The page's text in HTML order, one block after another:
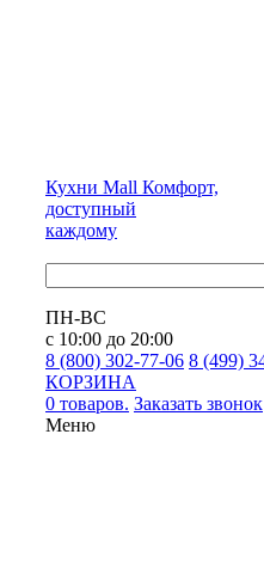
Кухни Mall Комфорт,
доступный
каждому
ПН-ВС
с 10:00 до 20:00
8 (800) 302-77-06 8 (499)
КОРЗИНА
0 товаров. Заказать звонок
Меню